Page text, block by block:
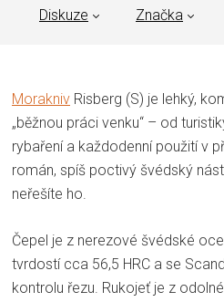
Diskuze Značka
Morakniv Risberg (S) je lehký,
„běžnou práci venku“ – od
rybaření a každodenní použití v
román, spíš poctivý švédský
neřešíte ho.
Čepel je z nerezové švédské
tvrdostí cca 56,5 HRC a se
kontrolu řezu. Rukojeť je z